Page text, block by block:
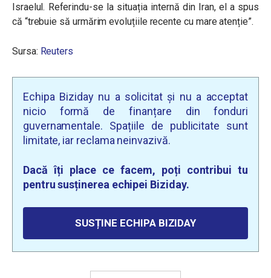
Israelul. Referindu-se la situația internă din Iran, el a spus
că “trebuie să urmărim evoluțiile recente cu mare atenție”.
Sursa: Reuters
Echipa Biziday nu a solicitat și nu a acceptat
nicio formă de finanțare din fonduri
guvernamentale. Spațiile de publicitate sunt
limitate, iar reclama neinvazivă.
Dacă îți place ce facem, poți contribui tu
pentru susținerea echipei Biziday.
SUSȚINE ECHIPA BIZIDAY